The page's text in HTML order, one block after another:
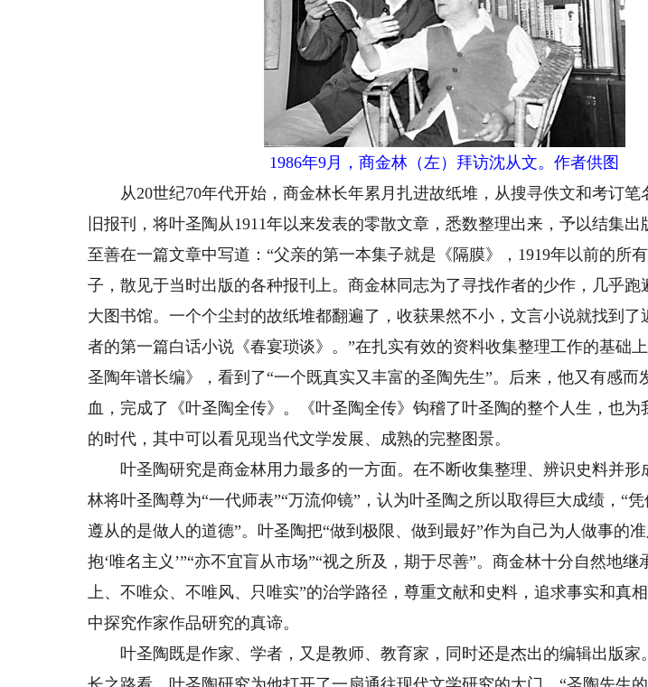
1986年9月，商金林（左）拜访沈从文。作者供图
从20世纪70年代开始，商金林长年累月扎进故纸堆，从搜寻佚文和考订笔
旧报刊，将叶圣陶从1911年以来发表的零散文章，悉数整理出来，予以结集
至善在一篇文章中写道：“父亲的第一本集子就是《隔膜》，1919年以前的所
子，散见于当时出版的各种报刊上。商金林同志为了寻找作者的少作，几乎跑
大图书馆。一个个尘封的故纸堆都翻遍了，收获果然不小，文言小说就找到了
者的第一篇白话小说《春宴琐谈》。”在扎实有效的资料收集整理工作的基础
圣陶年谱长编》，看到了“一个既真实又丰富的圣陶先生”。后来，他又有感而
血，完成了《叶圣陶全传》。《叶圣陶全传》钩稽了叶圣陶的整个人生，也为
的时代，其中可以看见现当代文学发展、成熟的完整图景。
叶圣陶研究是商金林用力最多的一方面。在不断收集整理、辨识史料并形
林将叶圣陶尊为“一代师表”“万流仰镜”，认为叶圣陶之所以取得巨大成绩，“凭
遵从的是做人的道德”。叶圣陶把“做到极限、做到最好”作为自己为人做事的
抱‘唯名主义’”“亦不宜盲从市场”“视之所及，期于尽善”。商金林十分自然地继
上、不唯众、不唯风、只唯实”的治学路径，尊重文献和史料，追求事实和真
中探究作家作品研究的真谛。
叶圣陶既是作家、学者，又是教师、教育家，同时还是杰出的编辑出版家